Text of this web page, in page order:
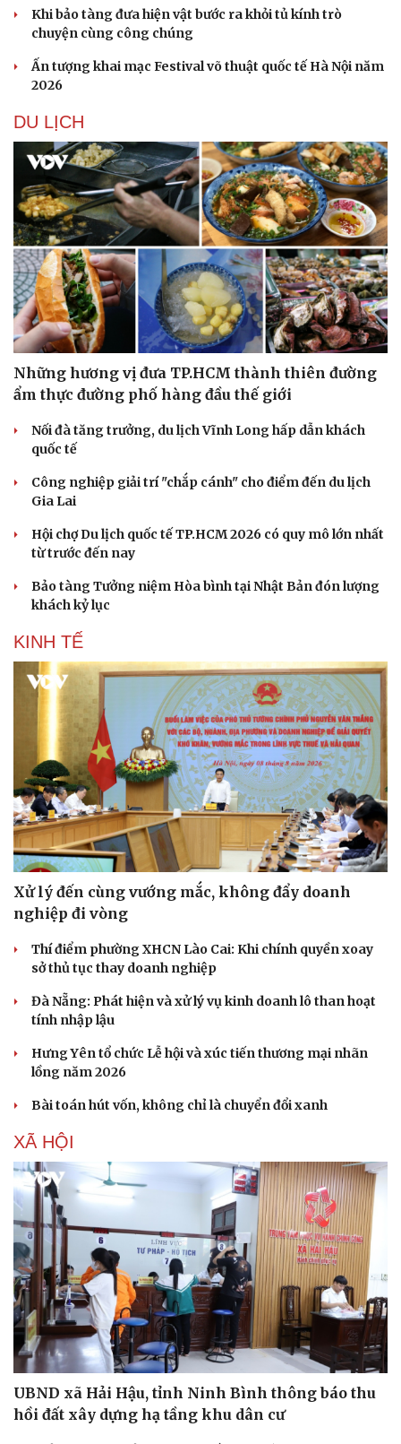
Sân khấu - Điện ảnh
Văn học
Âm nhạc
Di sản
Nghệ sĩ
Sao Việt
Khi bảo tàng đưa hiện vật bước ra khỏi tủ kính trò
chuyện cùng công chúng
Ấn tượng khai mạc Festival võ thuật quốc tế Hà Nội năm
2026
DU LỊCH
Những hương vị đưa TP.HCM thành thiên đường
ẩm thực đường phố hàng đầu thế giới
Nối đà tăng trưởng, du lịch Vĩnh Long hấp dẫn khách
quốc tế
Công nghiệp giải trí "chắp cánh" cho điểm đến du lịch
Gia Lai
Hội chợ Du lịch quốc tế TP.HCM 2026 có quy mô lớn nhất
từ trước đến nay
Bảo tàng Tưởng niệm Hòa bình tại Nhật Bản đón lượng
khách kỷ lục
KINH TẾ
Xử lý đến cùng vướng mắc, không đẩy doanh
nghiệp đi vòng
Thí điểm phường XHCN Lào Cai: Khi chính quyền xoay
sở thủ tục thay doanh nghiệp
Đà Nẵng: Phát hiện và xử lý vụ kinh doanh lô than hoạt
tính nhập lậu
Hưng Yên tổ chức Lễ hội và xúc tiến thương mại nhãn
lồng năm 2026
Bài toán hút vốn, không chỉ là chuyển đổi xanh
XÃ HỘI
UBND xã Hải Hậu, tỉnh Ninh Bình thông báo thu
hồi đất xây dựng hạ tầng khu dân cư